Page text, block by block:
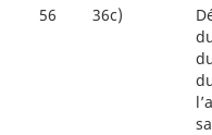
56 36c)